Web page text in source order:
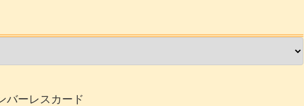
ーレスカード